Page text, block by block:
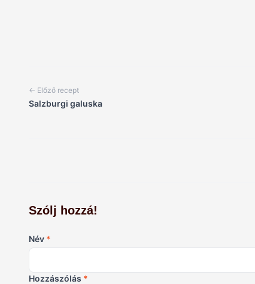
← Előző recept
Salzburgi galuska
Szólj hozzá!
Név *
Hozzászólás *